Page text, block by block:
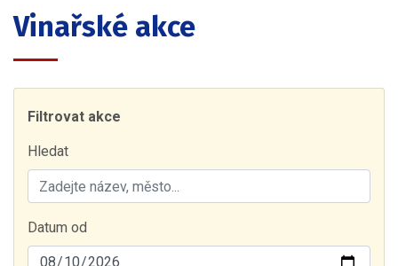
Vinařské akce
Filtrovat akce
Hledat
Datum od